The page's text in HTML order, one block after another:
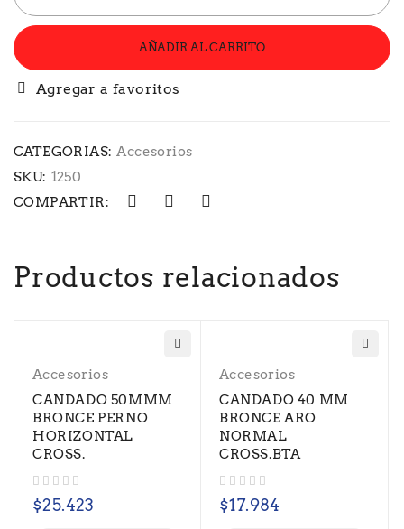
AÑADIR AL CARRITO
CATEGORIAS: Accesorios
SKU: 1250
COMPARTIR:
Productos relacionados
Accesorios
CANDADO 50MMM
BRONCE PERNO
HORIZONTAL
CROSS.
$25.423
Accesorios
CANDADO 40 MM
BRONCE ARO
NORMAL
CROSS.BTA
$17.984